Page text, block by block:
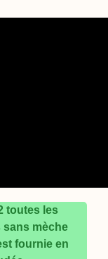
toutes les
sans mèche
fournie en